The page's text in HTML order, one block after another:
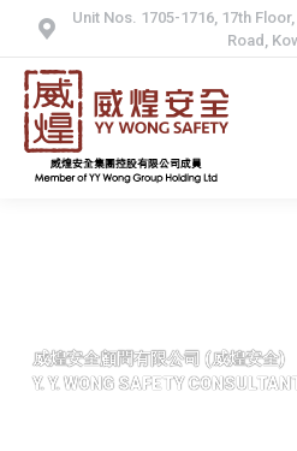
Unit Nos. 1705-1716, 17th
Road,
威煌安全顧問有限公司 (威煌安全)
Y. Y. WONG SAFETY